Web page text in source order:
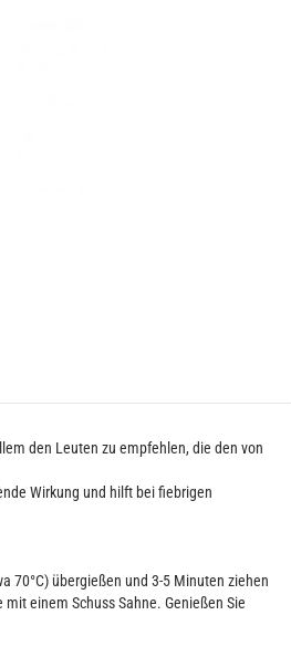
den Leuten zu empfehlen, die den von
Wirkung und hilft bei fiebrigen
70°C) übergießen und 3-5 Minuten ziehen
einem Schuss Sahne. Genießen Sie